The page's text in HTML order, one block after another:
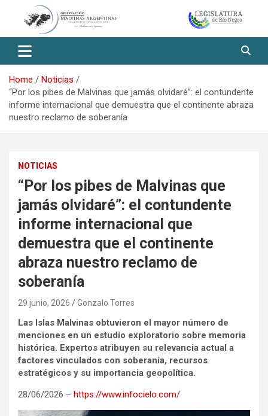
Observatorio Malvinas – Río
Negro
Home
Noticias
“Por los pibes de Malvinas que jamás olvidaré”: el contundente
informe internacional que demuestra que el continente abraza
nuestro reclamo de soberanía
NOTICIAS
“Por los pibes de Malvinas que
jamás olvidaré”: el contundente
informe internacional que
demuestra que el continente
abraza nuestro reclamo de
soberanía
29 junio, 2026 Gonzalo Torres
Las Islas Malvinas obtuvieron el mayor número de
menciones en un estudio exploratorio sobre memoria
histórica. Expertos atribuyen su relevancia actual a
factores vinculados con soberanía, recursos
estratégicos y su importancia geopolítica.
28/06/2026 – https://www.infocielo.com/